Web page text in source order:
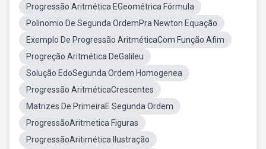
Progressão Aritmética EGeométrica Fórmula
Polinomio De Segunda OrdemPra Newton Equação
Exemplo De Progressão AritméticaCom Função Afim
Progreção Aritmética DeGalileu
Solução EdoSegunda Ordem Homogenea
Progressão AritméticaCrescentes
Matrizes De PrimeiraE Segunda Ordem
ProgressãoAritmetica Figuras
ProgressãoAritimética Ilustração